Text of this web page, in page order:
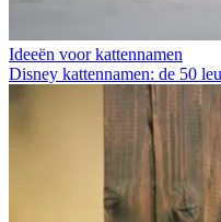
Ideeën voor kattennamen
Disney kattennamen: de 50